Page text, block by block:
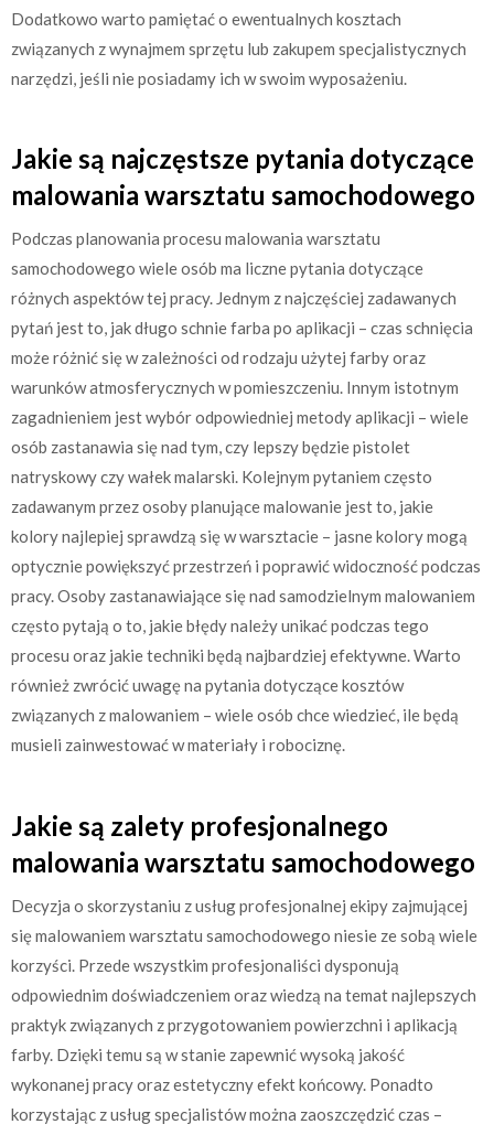
Dodatkowo warto pamiętać o ewentualnych kosztach
związanych z wynajmem sprzętu lub zakupem specjalistycznych
narzędzi, jeśli nie posiadamy ich w swoim wyposażeniu.
Jakie są najczęstsze pytania dotyczące
malowania warsztatu samochodowego
Podczas planowania procesu malowania warsztatu
samochodowego wiele osób ma liczne pytania dotyczące
różnych aspektów tej pracy. Jednym z najczęściej zadawanych
pytań jest to, jak długo schnie farba po aplikacji – czas schnięcia
może różnić się w zależności od rodzaju użytej farby oraz
warunków atmosferycznych w pomieszczeniu. Innym istotnym
zagadnieniem jest wybór odpowiedniej metody aplikacji – wiele
osób zastanawia się nad tym, czy lepszy będzie pistolet
natryskowy czy wałek malarski. Kolejnym pytaniem często
zadawanym przez osoby planujące malowanie jest to, jakie
kolory najlepiej sprawdzą się w warsztacie – jasne kolory mogą
optycznie powiększyć przestrzeń i poprawić widoczność podczas
pracy. Osoby zastanawiające się nad samodzielnym malowaniem
często pytają o to, jakie błędy należy unikać podczas tego
procesu oraz jakie techniki będą najbardziej efektywne. Warto
również zwrócić uwagę na pytania dotyczące kosztów
związanych z malowaniem – wiele osób chce wiedzieć, ile będą
musieli zainwestować w materiały i robociznę.
Jakie są zalety profesjonalnego
malowania warsztatu samochodowego
Decyzja o skorzystaniu z usług profesjonalnej ekipy zajmującej
się malowaniem warsztatu samochodowego niesie ze sobą wiele
korzyści. Przede wszystkim profesjonaliści dysponują
odpowiednim doświadczeniem oraz wiedzą na temat najlepszych
praktyk związanych z przygotowaniem powierzchni i aplikacją
farby. Dzięki temu są w stanie zapewnić wysoką jakość
wykonanej pracy oraz estetyczny efekt końcowy. Ponadto
korzystając z usług specjalistów można zaoszczędzić czas –